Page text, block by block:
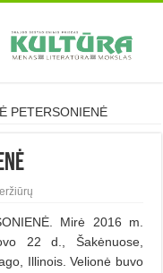
PETERSONIENĖ
Mirė 2016 m.
22 d., Šakėnuose,
Illinois. Velionė buvo